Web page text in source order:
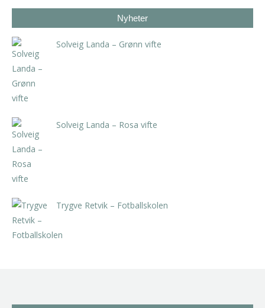
Nyheter
Solveig Landa – Grønn vifte
Solveig Landa – Rosa vifte
Trygve Retvik – Fotballskolen